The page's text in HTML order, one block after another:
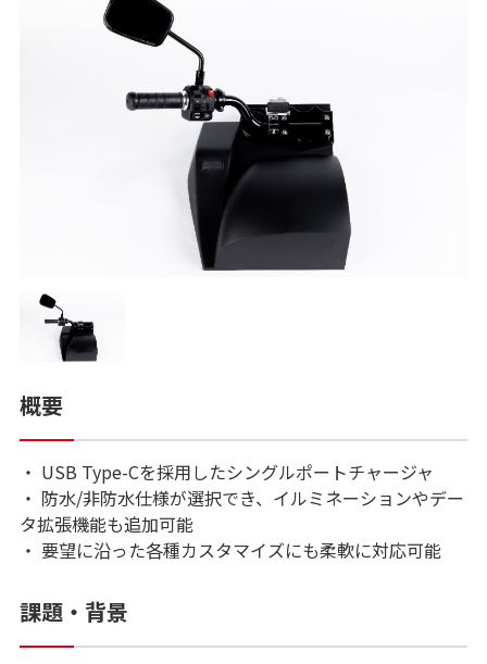
概要
・ USB Type-Cを採用したシングルポートチャージャ
・ 防水/非防水仕様が選択でき、イルミネーションやデー
タ拡張機能も追加可能
・ 要望に沿った各種カスタマイズにも柔軟に対応可能
課題・背景